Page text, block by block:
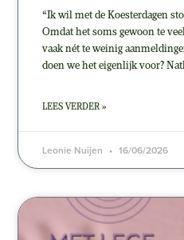
“Ik wil met de Koesterdagen
Omdat het soms gewoon te
vaak nét te weinig
doen we het eigenlijk voor?
LEES VERDER »
Leonie Nuijen 16/06/2026